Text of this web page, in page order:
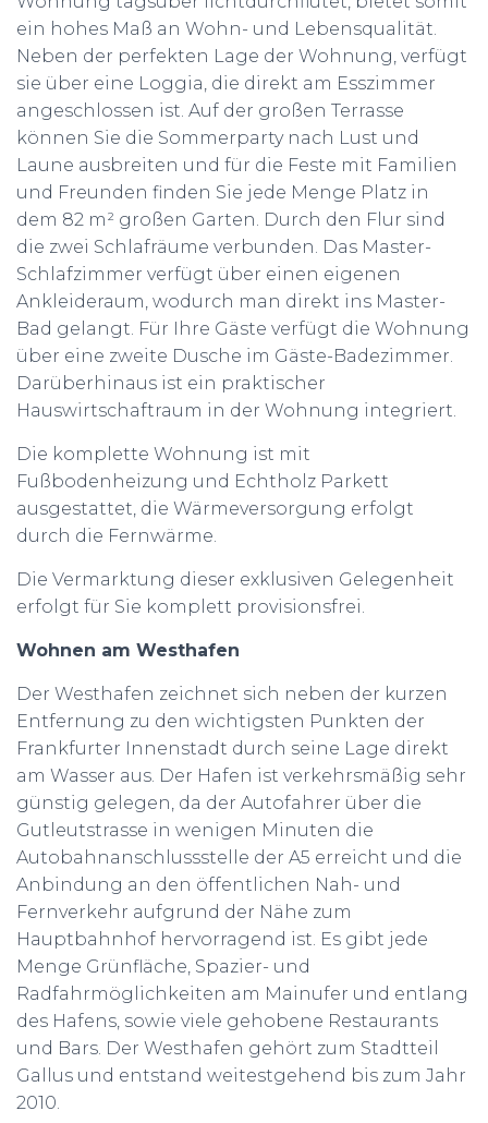
ein hohes Maß an Wohn- und Lebensqualität.
Neben der perfekten Lage der Wohnung, verfügt
sie über eine Loggia, die direkt am Esszimmer
angeschlossen ist. Auf der großen Terrasse
können Sie die Sommerparty nach Lust und
Laune ausbreiten und für die Feste mit Familien
und Freunden finden Sie jede Menge Platz in
dem 82 m² großen Garten. Durch den Flur sind
die zwei Schlafräume verbunden. Das Master-
Schlafzimmer verfügt über einen eigenen
Ankleideraum, wodurch man direkt ins Master-
Bad gelangt. Für Ihre Gäste verfügt die Wohnung
über eine zweite Dusche im Gäste-Badezimmer.
Darüberhinaus ist ein praktischer
Hauswirtschaftraum in der Wohnung integriert.
Die komplette Wohnung ist mit
Fußbodenheizung und Echtholz Parkett
ausgestattet, die Wärmeversorgung erfolgt
durch die Fernwärme.
Die Vermarktung dieser exklusiven Gelegenheit
erfolgt für Sie komplett provisionsfrei.
Wohnen am Westhafen
Der Westhafen zeichnet sich neben der kurzen
Entfernung zu den wichtigsten Punkten der
Frankfurter Innenstadt durch seine Lage direkt
am Wasser aus. Der Hafen ist verkehrsmäßig sehr
günstig gelegen, da der Autofahrer über die
Gutleutstrasse in wenigen Minuten die
Autobahnanschlussstelle der A5 erreicht und die
Anbindung an den öffentlichen Nah- und
Fernverkehr aufgrund der Nähe zum
Hauptbahnhof hervorragend ist. Es gibt jede
Menge Grünfläche, Spazier- und
Radfahrmöglichkeiten am Mainufer und entlang
des Hafens, sowie viele gehobene Restaurants
und Bars. Der Westhafen gehört zum Stadtteil
Gallus und entstand weitestgehend bis zum Jahr
2010.